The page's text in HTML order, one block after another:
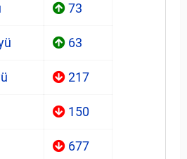
73
63
217
150
677